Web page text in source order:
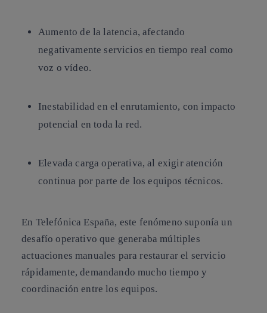
Aumento de la latencia, afectando
negativamente servicios en tiempo real como
voz o vídeo.
Inestabilidad en el enrutamiento, con impacto
potencial en toda la red.
Elevada carga operativa, al exigir atención
continua por parte de los equipos técnicos.
En Telefónica España, este fenómeno suponía un
desafío operativo que generaba múltiples
actuaciones manuales para restaurar el servicio
rápidamente, demandando mucho tiempo y
coordinación entre los equipos.